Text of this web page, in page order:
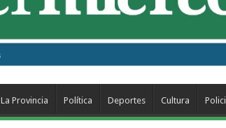
La Provincia Política Deportes Cultura